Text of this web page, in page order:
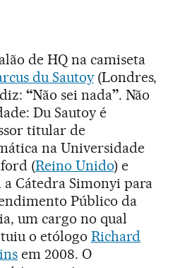
de HQ na camiseta
du Sautoy(Londres,
“Não sei nada”. Não
Du Sautoy é
titular de
na Universidade
(Reino Unido) e
a Cátedra Simonyi para
Público da
um cargo no qual
o etólogo Richard
em 2008. O